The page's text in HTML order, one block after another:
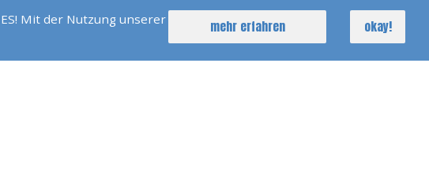
Mit der Nutzung unserer
mehr erfahren okay!